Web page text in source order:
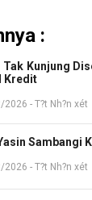
:
Tak Kunjung
Kredit
- T?t Nh?n xét
Sambangi
- T?t Nh?n xét